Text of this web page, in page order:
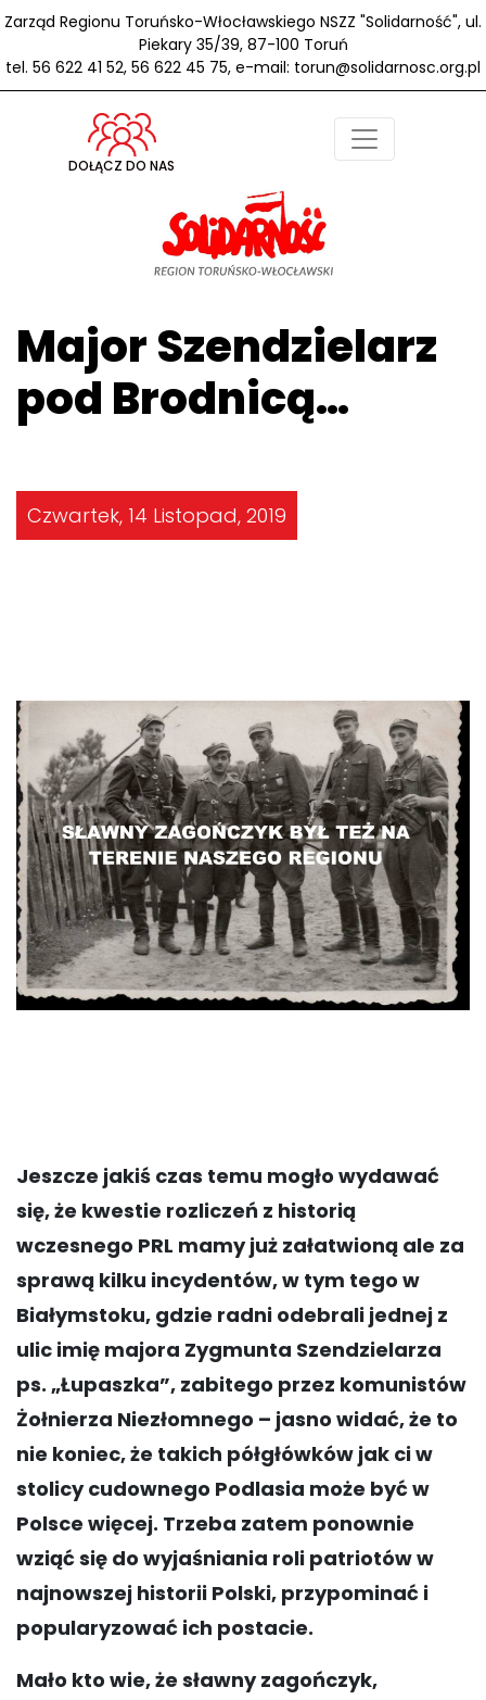
Zarząd Regionu Toruńsko-Włocławskiego NSZZ "Solidarność", ul.
Piekary 35/39, 87-100 Toruń
tel. 56 622 41 52, 56 622 45 75, e-mail: torun@solidarnosc.org.pl
DOŁĄCZ DO NAS
Major Szendzielarz
pod Brodnicą…
Czwartek, 14 Listopad, 2019
Jeszcze jakiś czas temu mogło wydawać
się, że kwestie rozliczeń z historią
wczesnego PRL mamy już załatwioną ale za
sprawą kilku incydentów, w tym tego w
Białymstoku, gdzie radni odebrali jednej z
ulic imię majora Zygmunta Szendzielarza
ps. „Łupaszka”, zabitego przez komunistów
Żołnierza Niezłomnego – jasno widać, że to
nie koniec, że takich półgłówków jak ci w
stolicy cudownego Podlasia może być w
Polsce więcej. Trzeba zatem ponownie
wziąć się do wyjaśniania roli patriotów w
najnowszej historii Polski, przypominać i
popularyzować ich postacie.
Mało kto wie, że sławny zagończyk,